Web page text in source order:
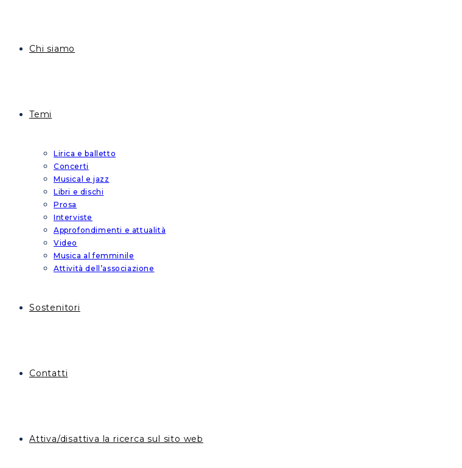
Chi siamo
Temi
Lirica e balletto
Concerti
Musical e jazz
Libri e dischi
Prosa
Interviste
Approfondimenti e attualità
Video
Musica al femminile
Attività dell’associazione
Sostenitori
Contatti
Attiva/disattiva la ricerca sul sito web